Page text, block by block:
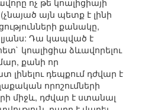
ոչ թե կոալիցիայի
այն պետք է լինի
քանակը,
Դա կապված է
կոալիցիա ձևավորելու
քանի որ
լինելու դեպքում դժվար է
որոշումների
միջև, դժվար է ստանալ